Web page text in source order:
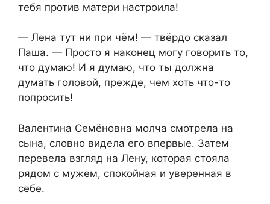
тебя против матери настроила!
— Лена тут ни при чём! — твёрдо сказал
Паша. — Просто я наконец могу говорить то,
что думаю! И я думаю, что ты должна
думать головой, прежде, чем хоть что-то
попросить!
Валентина Семёновна молча смотрела на
сына, словно видела его впервые. Затем
перевела взгляд на Лену, которая стояла
рядом с мужем, спокойная и уверенная в
себе.